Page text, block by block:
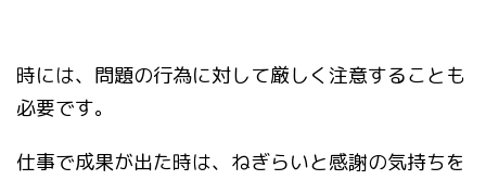
時には、問題の行為に対して厳しく注意することも
必要です。
仕事で成果が出た時は、ねぎらいと感謝の気持ちを